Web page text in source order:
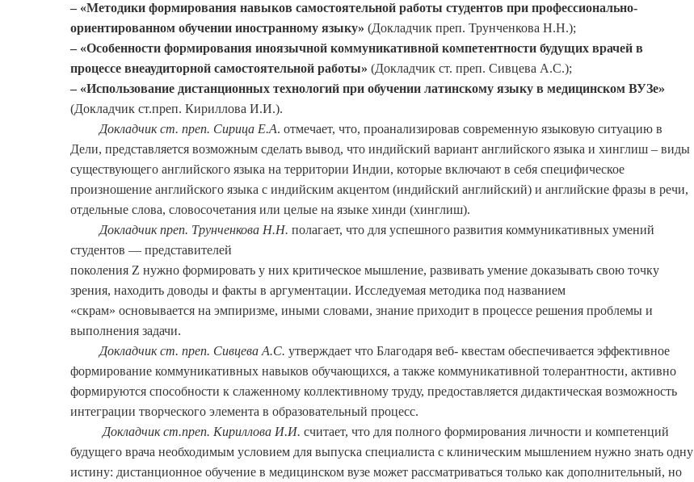
– «Методики формирования навыков самостоятельной работы студентов при профессионально-
ориентированном обучении иностранному языку» (Докладчик преп. Трунченкова Н.Н.);
– «Особенности формирования иноязычной коммуникативной компетентности будущих врачей в
процессе внеаудиторной самостоятельной работы» (Докладчик ст. преп. Сивцева А.С.);
– «Использование дистанционных технологий при обучении латинскому языку в медицинском ВУЗе»
(Докладчик ст.преп. Кириллова И.И.).
Докладчик ст. преп. Сирица Е.А. отмечает, что, проанализировав современную языковую ситуацию в
Дели, представляется возможным сделать вывод, что индийский вариант английского языка и хинглиш – виды
существующего английского языка на территории Индии, которые включают в себя специфическое
произношение английского языка с индийским акцентом (индийский английский) и английские фразы в речи,
отдельные слова, словосочетания или целые на языке хинди (хинглиш).
Докладчик преп. Трунченкова Н.Н. полагает, что для успешного развития коммуникативных умений
студентов — представителей
поколения Z нужно формировать у них критическое мышление, развивать умение доказывать свою точку
зрения, находить доводы и факты в аргументации. Исследуемая методика под названием
«скрам» основывается на эмпиризме, иными словами, знание приходит в процессе решения проблемы и
выполнения задачи.
Докладчик ст. преп. Сивцева А.С. утверждает что Благодаря веб- квестам обеспечивается эффективное
формирование коммуникативных навыков обучающихся, а также коммуникативной толерантности, активно
формируются способности к слаженному коллективному труду, предоставляется дидактическая возможность
интеграции творческого элемента в образовательный процесс.
Докладчик ст.преп. Кириллова И.И. считает, что для полного формирования личности и компетенций
будущего врача необходимым условием для выпуска специалиста с клиническим мышлением нужно знать одну
истину: дистанционное обучение в медицинском вузе может рассматриваться только как дополнительный, но